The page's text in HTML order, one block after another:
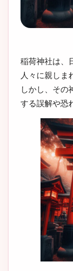
稲荷神社は、
人々に親しま
しかし、その
する誤解や恐